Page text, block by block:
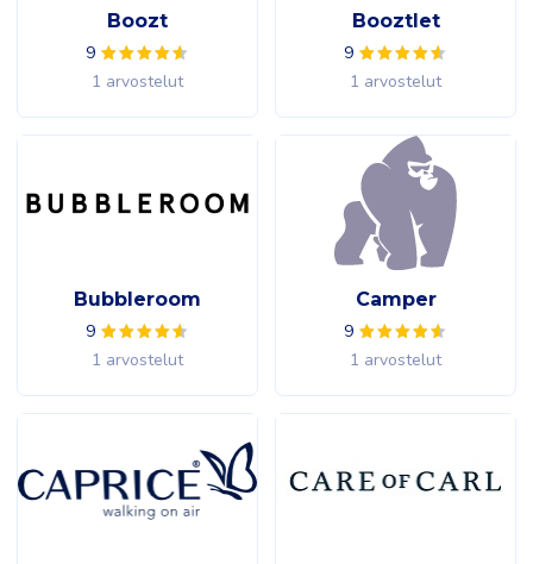
Boozt
9
1 arvostelut
Booztlet
9
1 arvostelut
Bubbleroom
9
1 arvostelut
Camper
9
1 arvostelut